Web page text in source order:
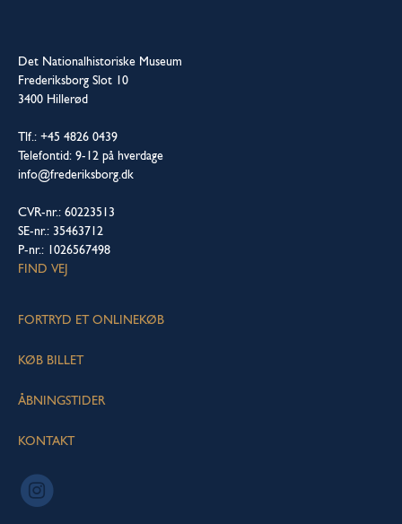
Det Nationalhistoriske Museum
Frederiksborg Slot 10
3400 Hillerød
Tlf.: +45 4826 0439
Telefontid: 9-12 på hverdage
info@frederiksborg.dk
CVR-nr.: 60223513
SE-nr.: 35463712
P-nr.: 1026567498
FIND VEJ
FORTRYD ET ONLINEKØB
KØB BILLET
ÅBNINGSTIDER
KONTAKT